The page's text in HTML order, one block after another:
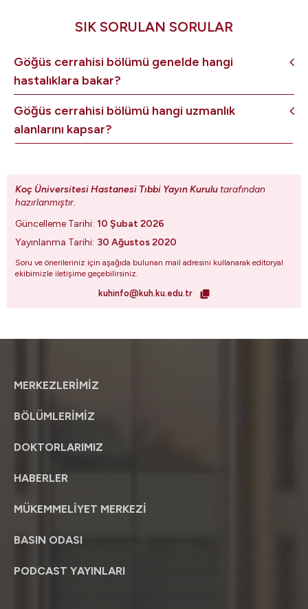
SIK SORULAN SORULAR
Göğüs cerrahisi bölümü genelde hangi
hastalıklara bakar?
Göğüs cerrahisi bölümü hangi uzmanlık
alanlarını kapsar?
Koç Üniversitesi Hastanesi Tıbbi Yayın Kurulu tarafından
hazırlanmıştır.
Güncelleme Tarihi: 10 Şubat 2026
Yayınlanma Tarihi: 30 Ağustos 2020
Soru ve önerileriniz için aşağıda bulunan mail adresini kullanarak editoryal
ekibimizle iletişime geçebilirsiniz.
kuhinfo@kuh.ku.edu.tr
MERKEZLERİMİZ
BÖLÜMLERİMİZ
DOKTORLARIMIZ
HABERLER
MÜKEMMELİYET MERKEZİ
BASIN ODASI
PODCAST YAYINLARI